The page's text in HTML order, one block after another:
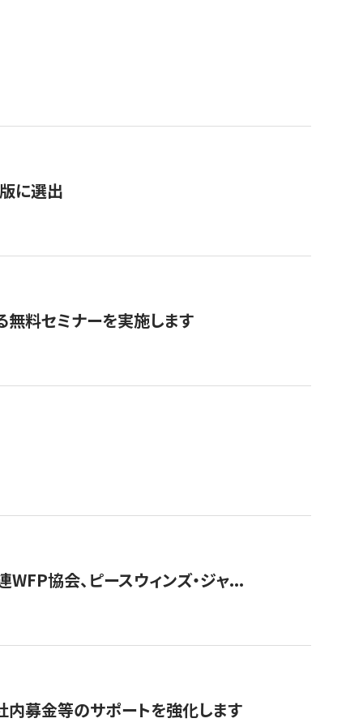
に選出
無料セミナーを実施します
協会、ピースウィンズ・ジャ...
内募金等のサポートを強化します